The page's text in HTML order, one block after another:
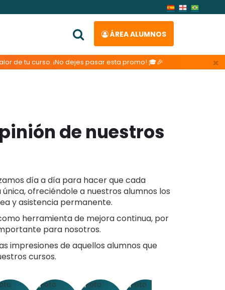
ÁREA ALUMNOS
×
de tu curso. ¡No dejes pasar esta promo! 🎓🎉
de nuestros
día a día para hacer que cada
ofreciéndole a nuestros alumnos los
y asistencia permanente.
herramienta de mejora continua, por
para nosotros.
impresiones de aquellos alumnos que
cursos.